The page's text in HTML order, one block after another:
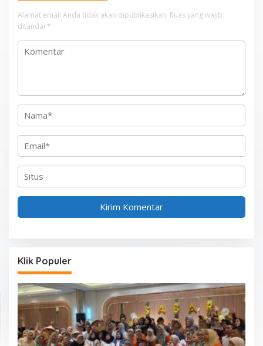
p
o
s
Alamat email Anda tidak akan dipublikasikan. Ruas yang wajib
ditandai *
Klik Populer